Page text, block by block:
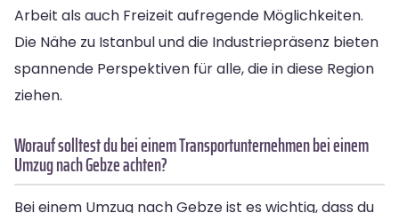
Arbeit als auch Freizeit aufregende Möglichkeiten.
Die Nähe zu Istanbul und die Industriepräsenz bieten
spannende Perspektiven für alle, die in diese Region
ziehen.
Worauf solltest du bei einem Transportunternehmen bei einem
Umzug nach Gebze achten?
Bei einem Umzug nach Gebze ist es wichtig, dass du